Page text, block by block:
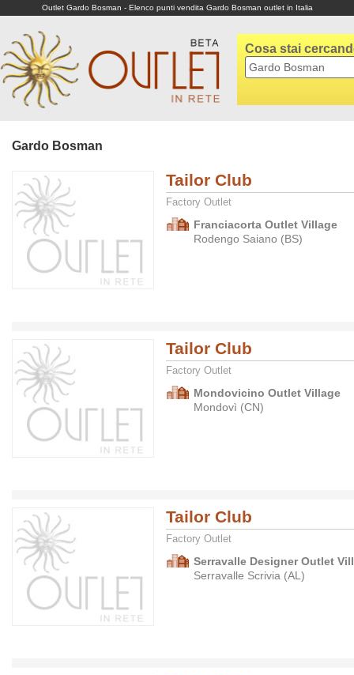
Outlet Gardo Bosman - Elenco punti vendita Gardo Bosman outlet in Italia
Cosa stai
Gardo Bosman
Tailor Club
Factory Outlet
Franciacorta Outlet Village
Rodengo Saiano (BS)
Tailor Club
Factory Outlet
Mondovicino Outlet Village
Mondovì (CN)
Tailor Club
Factory Outlet
Serravalle Designer Outlet
Serravalle Scrivia (AL)